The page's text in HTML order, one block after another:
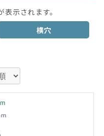
示されます。
横穴